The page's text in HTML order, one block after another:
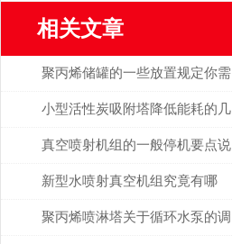
相关文章
聚丙烯储罐的一些放置规定你需
要了解
小型活性炭吸附塔降低能耗的几
大方法解析
真空喷射机组的一般停机要点说
明
新型水喷射真空机组究竟有哪
些“卖点”？
聚丙烯喷淋塔关于循环水泵的调